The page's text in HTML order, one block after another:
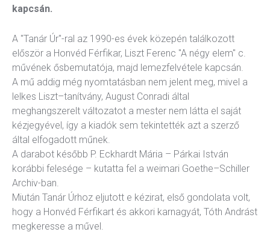
GYIK
kapcsán.
A "Tanár Úr"-ral az 1990-es évek közepén találkozott
először a Honvéd Férfikar, Liszt Ferenc "A négy elem" c.
művének ősbemutatója, majd lemezfelvétele kapcsán.
A mű addig még nyomtatásban nem jelent meg, mivel a
lelkes Liszt–tanítvány, August Conradi által
meghangszerelt változatot a mester nem látta el saját
kézjegyével, így a kiadók sem tekintették azt a szerző
által elfogadott műnek.
A darabot később P. Eckhardt Mária – Párkai István
korábbi felesége – kutatta fel a weimari Goethe–Schiller
Archiv-ban.
Miután Tanár Úrhoz eljutott e kézirat, első gondolata volt,
hogy a Honvéd Férfikart és akkori karnagyát, Tóth Andrást
megkeresse a művel.